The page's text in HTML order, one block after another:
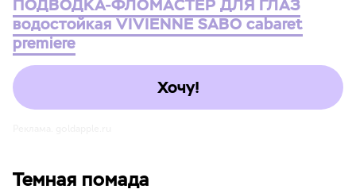
ПОДВОДКА-ФЛОМАСТЕР ДЛЯ ГЛАЗ
водостойкая VIVIENNE SABO cabaret
premiere
Хочу!
Темная помада